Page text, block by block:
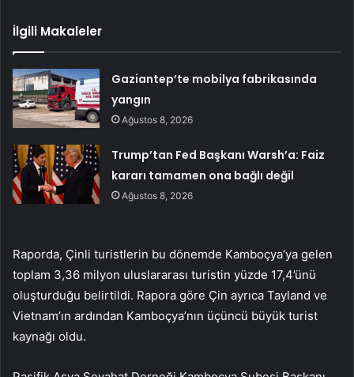
İlgili Makaleler
Gaziantep’te mobilya fabrikasında
yangın
Ağustos 8, 2026
Trump’tan Fed Başkanı Warsh’a: Faiz
kararı tamamen ona bağlı değil
Ağustos 8, 2026
Raporda, Çinli turistlerin bu dönemde Kamboçya’ya gelen
toplam 3,36 milyon uluslararası turistin yüzde 17,4’ünü
oluşturduğu belirtildi. Rapora göre Çin ayrıca Tayland ve
Vietnam’ın ardından Kamboçya’nın üçüncü büyük turist
kaynağı oldu.